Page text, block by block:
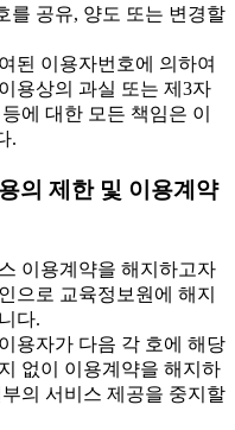
를 공유, 양도 또는 변경할
된 이용자번호에 의하여
용상의 과실 또는 제3자
에 대한 모든 책임은 이
.
의 제한 및 이용계약
이용계약을 해지하고자
으로 교육정보원에 해지
다.
용자가 다음 각 호에 해당
없이 이용계약을 해지하
의 서비스 제공을 중지할